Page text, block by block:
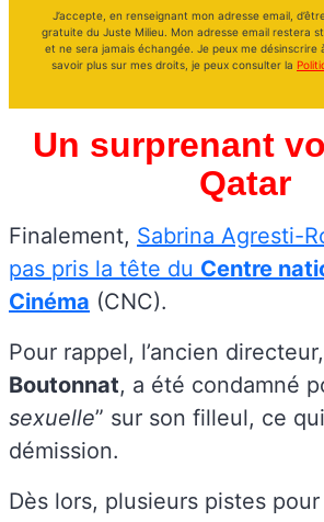
J’accepte, en renseignant mon adresse email,
gratuite du Juste Milieu. Mon adresse email restera
et ne sera jamais échangée. Je peux me désinscrire
savoir plus sur mes droits, je peux consulter la
Un surprenant
Qatar
Finalement, Sabrina Agresti-
pas pris la tête du Centre
Cinéma (CNC).
Pour rappel, l’ancien directeur,
Boutonnat, a été condamné
sexuelle” sur son filleul, ce
démission.
Dès lors, plusieurs pistes